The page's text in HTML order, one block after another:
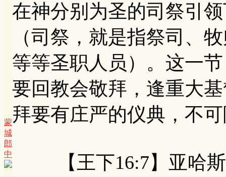
蒙
城
郎
中
在神分别为圣的司祭引
（司祭，就是指祭司、
等等圣职人员）。这一
要回教会敬拜，逢重大
拜要有庄严的仪典，不
【王下16:7】亚哈斯